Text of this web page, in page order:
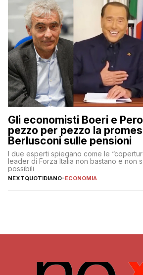
Gli economisti Boeri e
pezzo per pezzo la
Berlusconi sulle pensioni
I due esperti spiegano come le
leader di Forza Italia non bastano e non
possibili
NEXTQUOTIDIANO-ECONOMIA